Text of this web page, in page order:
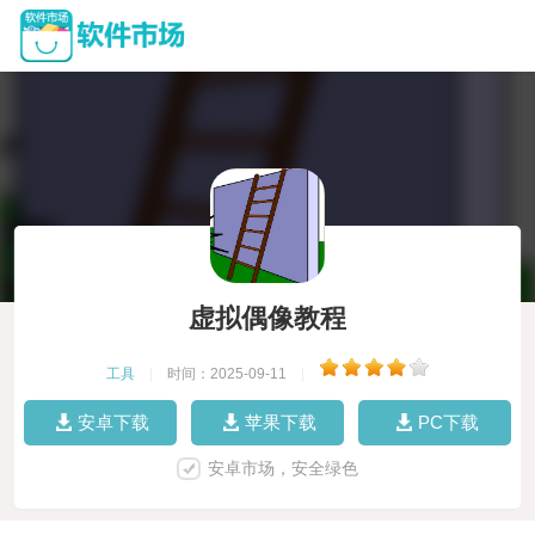
虚拟偶像教程
工具 时间：2025-09-11
安卓下载 苹果下载 PC下载
安卓市场，安全绿色